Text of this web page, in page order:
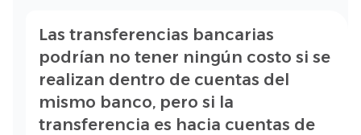
Las transferencias bancarias
podrían no tener ningún costo si se
realizan dentro de cuentas del
mismo banco, pero si la
transferencia es hacia cuentas de